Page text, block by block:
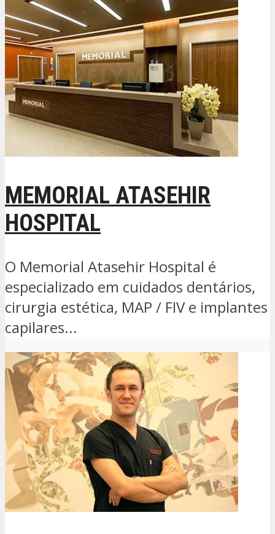
MEMORIAL ATASEHIR
HOSPITAL
O Memorial Atasehir Hospital é
especializado em cuidados dentários,
cirurgia estética, MAP / FIV e implantes
capilares...